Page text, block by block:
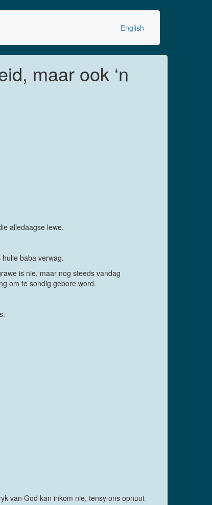
English
maar ook ‘n
alledaagse lewe.
baba verwag.
is nie, maar nog steeds vandag
om te sondig gebore word.
van God kan inkom nie, tensy ons opnuut